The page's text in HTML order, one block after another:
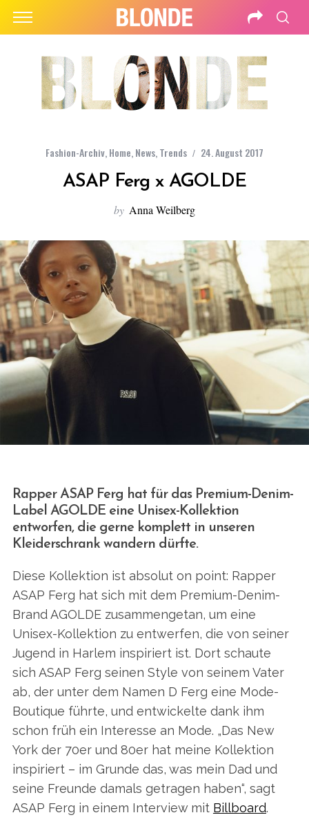
Fashion-Archiv,Home,News,Trends 24. August 2017
ASAP Ferg x AGOLDE
by Anna Weilberg
Rapper ASAP Ferg hat für das Premium-Denim-
Label AGOLDE eine Unisex-Kollektion
entworfen, die gerne komplett in unseren
Kleiderschrank wandern dürfte.
Diese Kollektion ist absolut on point: Rapper
ASAP Ferg hat sich mit dem Premium-Denim-
Brand AGOLDE zusammengetan, um eine
Unisex-Kollektion zu entwerfen, die von seiner
Jugend in Harlem inspiriert ist. Dort schaute
sich ASAP Ferg seinen Style von seinem Vater
ab, der unter dem Namen D Ferg eine Mode-
Boutique führte, und entwickelte dank ihm
schon früh ein Interesse an Mode. „Das New
York der 70er und 80er hat meine Kollektion
inspiriert – im Grunde das, was mein Dad und
seine Freunde damals getragen haben“, sagt
ASAP Ferg in einem Interview mit Billboard.